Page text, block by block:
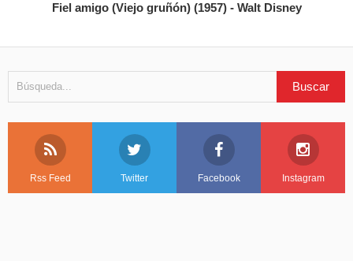
Fiel amigo (Viejo gruñón) (1957) - Walt Disney
Rss Feed Twitter Facebook Instagram